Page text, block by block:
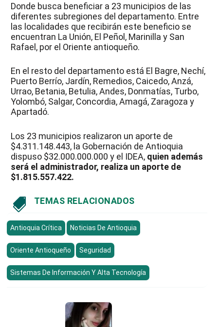
Donde busca beneficiar a 23 municipios de las
diferentes subregiones del departamento. Entre
las localidades que recibirán este beneficio se
encuentran La Unión, El Peñol, Marinilla y San
Rafael, por el Oriente antioqueño.
En el resto del departamento está El Bagre, Nechí,
Puerto Berrío, Jardín, Remedios, Caicedo, Anzá,
Urrao, Betania, Betulia, Andes, Donmatías, Turbo,
Yolombó, Salgar, Concordia, Amagá, Zaragoza y
Apartadó.
Los 23 municipios realizaron un aporte de
$4.311.148.443, la Gobernación de Antioquia
dispuso $32.000.000.000 y el IDEA, quien además
será el administrador, realiza un aporte de
$1.815.557.422.
 TEMAS RELACIONADOS
Antioquia Crítica Noticias De Antioquia
Oriente Antioqueño Seguridad
Sistemas De Información Y Alta Tecnología